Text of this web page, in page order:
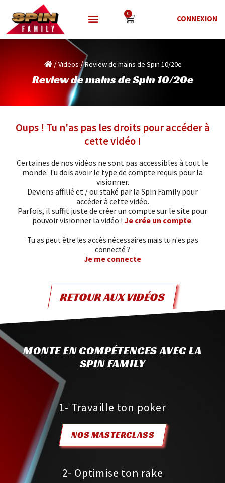
CONNEXION
0
/Vidéos /Review de mains de Spin 10/20e
Review de mains de Spin 10/20e
Oups ! Tu n'as pas les droits pour accéder à
cette vidéo !
Certaines de nos vidéos ne sont pas accessibles à tout le
monde. Tu dois avoir le type de compte requis pour la
visionner.
Deviens affilié et / ou staké par la Spin Family pour
accéder à cette vidéo.
Parfois, il suffit juste de créer un compte sur le site pour
pouvoir visionner la vidéo ! Je crée un compte.
Tu as peut être les accès nécessaires mais tu n'es pas
connecté ?
Je me connecte
RETOUR AUX VIDÉOS
MONTE EN COMPÉTENCES AVEC LA
SPIN FAMILY
1- Travaille ton poker
NOS MASTERCLASS
2- Optimise ton rake